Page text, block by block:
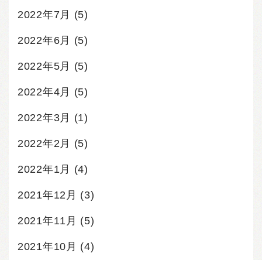
2022年7月 (5)
2022年6月 (5)
2022年5月 (5)
2022年4月 (5)
2022年3月 (1)
2022年2月 (5)
2022年1月 (4)
2021年12月 (3)
2021年11月 (5)
2021年10月 (4)